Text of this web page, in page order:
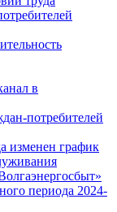
в
потребителей
изменен график
периода 2024-